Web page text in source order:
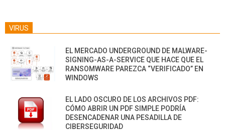
VIRUS
EL MERCADO UNDERGROUND DE MALWARE-
SIGNING-AS-A-SERVICE QUE HACE QUE EL
RANSOMWARE PAREZCA “VERIFICADO” EN
WINDOWS
EL LADO OSCURO DE LOS ARCHIVOS PDF:
CÓMO ABRIR UN PDF SIMPLE PODRÍA
DESENCADENAR UNA PESADILLA DE
CIBERSEGURIDAD